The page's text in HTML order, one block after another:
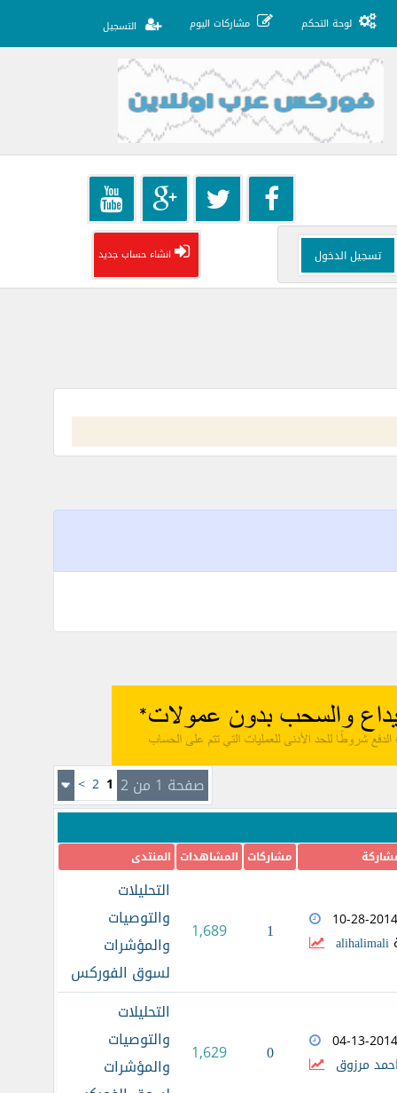
لوحة التحكم مشاركات اليوم التسجيل
انشاء حساب جديد
صفحة 1 من 2 1
2
>
مشاركات المشاهدات المنتدى
10-28-2014
alihalimali
1
1,689
التحليلات
والتوصيات
والمؤشرات
لسوق الفوركس
04-13-2014
مرزوق
0
1,629
التحليلات
والتوصيات
والمؤشرات